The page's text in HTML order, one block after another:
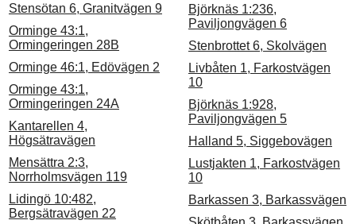
Stensötan 6, Granitvägen 9
Orminge 43:1,
Ormingeringen 28B
Orminge 46:1, Edövägen 2
Orminge 43:1,
Ormingeringen 24A
Kantarellen 4,
Högsätravägen
Mensättra 2:3,
Norrholmsvägen 119
Lidingö 10:482,
Bergsätravägen 22
Björknäs 1:236,
Paviljongvägen 6
Stenbrottet 6, Skolvägen
Livbåten 1, Farkostvägen
10
Björknäs 1:928,
Paviljongvägen 5
Halland 5, Siggebovägen
Lustjakten 1, Farkostvägen
10
Barkassen 3, Barkassvägen